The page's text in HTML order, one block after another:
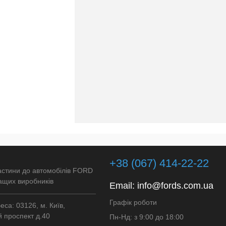
до автомобілів FORD
виробників
03126, м. Київ,
проспект д.40
+38 (067) 414-22-22
Email: info@fords.com.ua
Графік роботи
Пн-Нд: з 9:00 до 18:00